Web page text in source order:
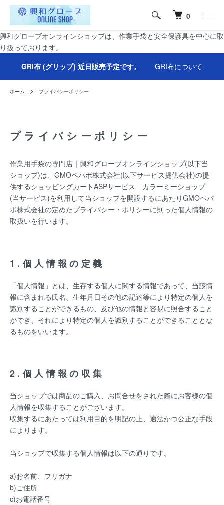
興和グローブオンラインショップは、作業手袋と安全保護具を中心に取
り扱っております。
0
GRI布 (グリップ) 近日販売予定です。 GRI布について
ホーム プライバシーポリシー
プライバシーポリシー
作業用手袋の専門店｜興和グローブオンラインショップ(以下当
ショップ)は、 GMOペパボ株式会社(以下サービス提供会社)の提
供するショッピングカートASPサービス カラーミーショップ
(当サービス)を利用して当ショップを開設するにあたりGMOペパ
ボ株式会社の定めたプライバシー・ポリシーに則った個人情報の
取扱いを行います。
1.個人情報の定義
「個人情報」とは、生存する個人に関する情報であって、当該情
報に含まれる氏名、生年月日その他の記述等により特定の個人を
識別することができるもの、及び他の情報と容易に照合すること
ができ、それにより特定の個人を識別することができることとな
るものをいいます。
2.個人情報の収集
当ショップでは商品のご購入、お問合せをされた際にお客様の個
人情報を収集することがございます。
収集するにあたっては利用目的を明記の上、適法かつ公正な手段
によります。
当ショップで収集する個人情報は以下の通りです。
a)お名前、フリガナ
b)ご住所
c)お電話番号